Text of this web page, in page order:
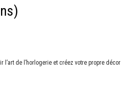
de l’horlogerie et créez votre propre